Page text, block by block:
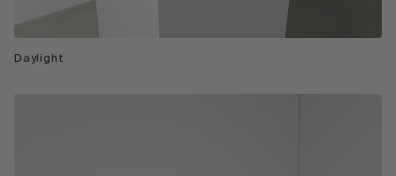
Daylight